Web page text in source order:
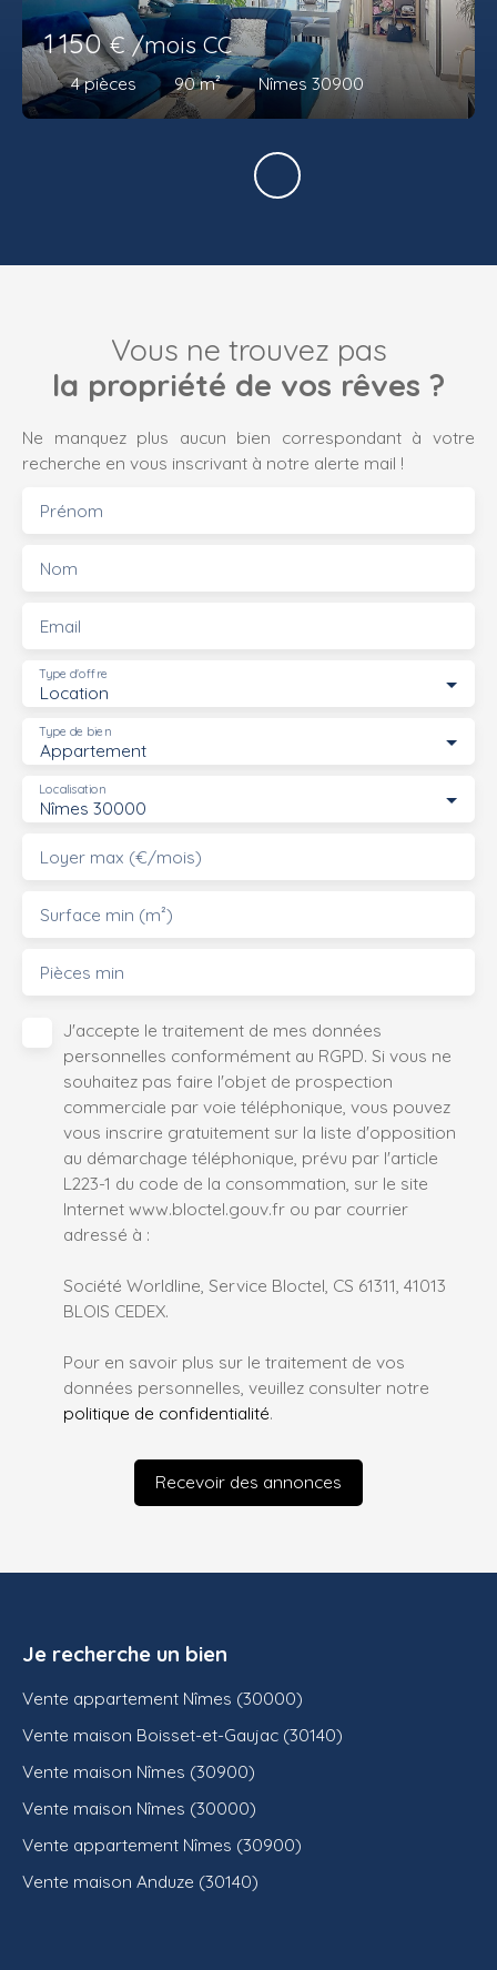
1 150€ /mois CC
4pièces 90m² Nîmes 30900
Vous ne trouvez pas
la propriété de vos rêves ?
Ne manquez plus aucun bien correspondant à votre
recherche en vous inscrivant à notre alerte mail !
Prénom
Nom
Email
Location
Type d'offre
Appartement
Type de bien
Nîmes 30000
Localisation
Loyer max (€/mois)
Surface min (m²)
Pièces min
J'accepte le traitement de mes données
personnelles conformément au RGPD. Si vous ne
souhaitez pas faire l'objet de prospection
commerciale par voie téléphonique, vous pouvez
vous inscrire gratuitement sur la liste d'opposition
au démarchage téléphonique, prévu par l'article
L223-1 du code de la consommation, sur le site
Internet www.bloctel.gouv.fr ou par courrier
adressé à :
Société Worldline, Service Bloctel, CS 61311, 41013
BLOIS CEDEX.
Pour en savoir plus sur le traitement de vos
données personnelles, veuillez consulter notre
politique de confidentialité.
Recevoir des annonces
Je recherche un bien
Vente appartement Nîmes (30000)
Vente maison Boisset-et-Gaujac (30140)
Vente maison Nîmes (30900)
Vente maison Nîmes (30000)
Vente appartement Nîmes (30900)
Vente maison Anduze (30140)